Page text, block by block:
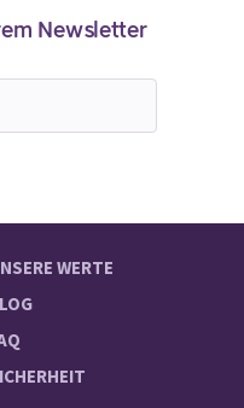
Newsletter
WERTE